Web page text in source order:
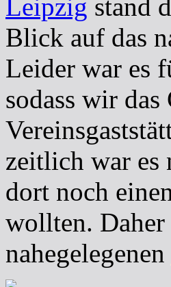
Leipzig stand
Blick auf das
Leider war es
sodass wir
zeitlich war es
dort noch
wollten.
nahegelegenen